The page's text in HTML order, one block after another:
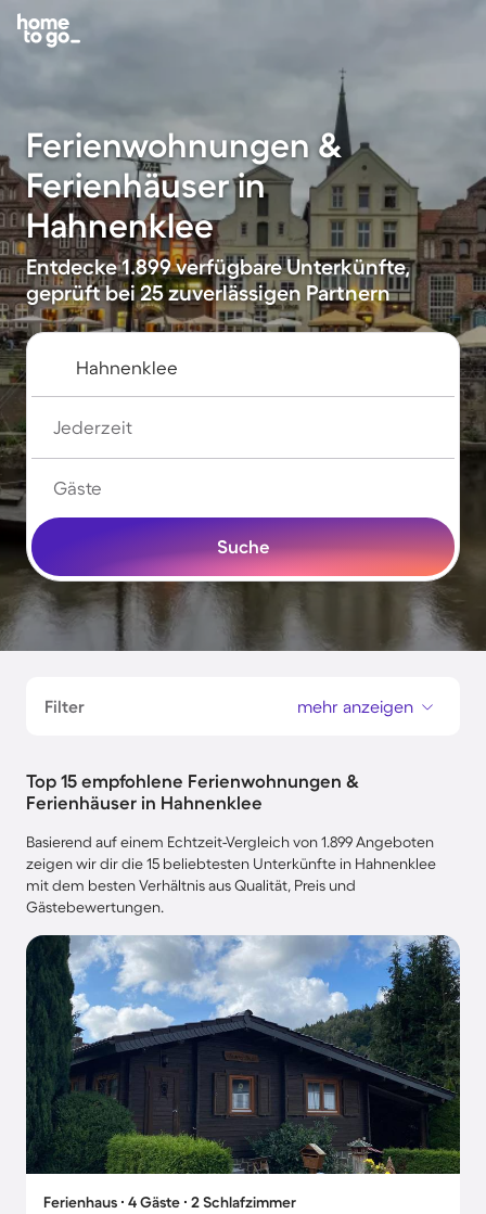
Ferienwohnungen &
Ferienhäuser in
Hahnenklee
Entdecke 1.899 verfügbare Unterkünfte,
geprüft bei 25 zuverlässigen Partnern
Jederzeit
Gäste
Suche
Filter mehr anzeigen
Top 15 empfohlene Ferienwohnungen &
Ferienhäuser in Hahnenklee
Basierend auf einem Echtzeit-Vergleich von 1.899 Angeboten
zeigen wir dir die 15 beliebtesten Unterkünfte in Hahnenklee
mit dem besten Verhältnis aus Qualität, Preis und
Gästebewertungen.
Ferienhaus ∙ 4 Gäste ∙ 2 Schlafzimmer